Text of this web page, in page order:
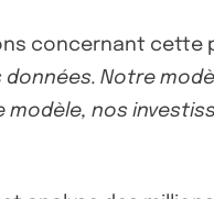
concernant cette
Notre
nos